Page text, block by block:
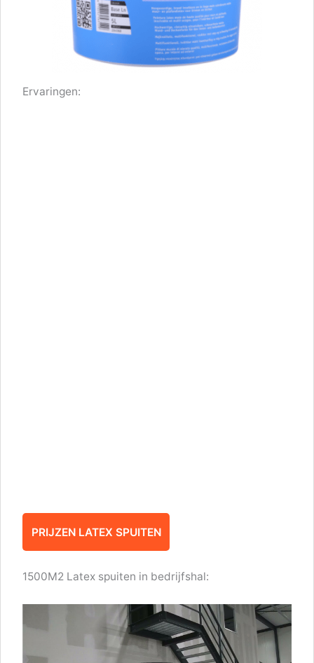
Ervaringen:
PRIJZEN LATEX SPUITEN
1500M2 Latex spuiten in bedrijfshal: